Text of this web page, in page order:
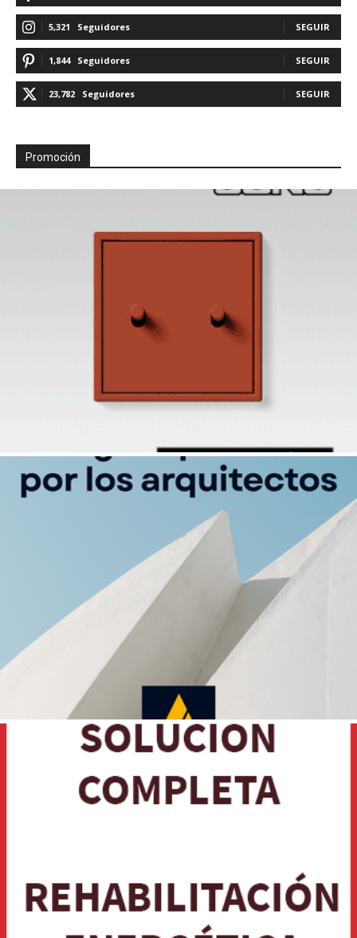
5,321 Seguidores SEGUIR
1,844 Seguidores SEGUIR
23,782 Seguidores SEGUIR
Promoción